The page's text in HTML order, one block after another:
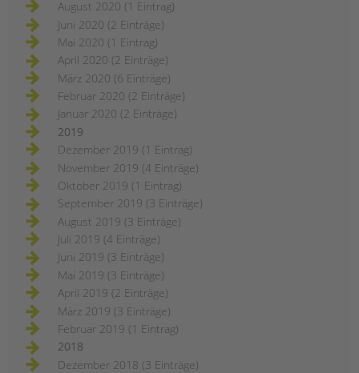
August 2020 (1 Eintrag)
Juni 2020 (2 Einträge)
Mai 2020 (1 Eintrag)
April 2020 (2 Einträge)
März 2020 (6 Einträge)
Februar 2020 (2 Einträge)
Januar 2020 (2 Einträge)
2019
Dezember 2019 (1 Eintrag)
November 2019 (4 Einträge)
Oktober 2019 (1 Eintrag)
September 2019 (3 Einträge)
August 2019 (3 Einträge)
Juli 2019 (4 Einträge)
Juni 2019 (3 Einträge)
Mai 2019 (3 Einträge)
April 2019 (2 Einträge)
März 2019 (3 Einträge)
Februar 2019 (1 Eintrag)
2018
Dezember 2018 (3 Einträge)